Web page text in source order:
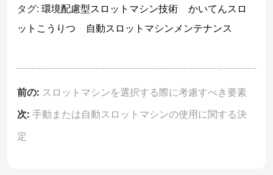
タグ: 環境配慮型スロットマシン技術
かいてんスロ
ットこうりつ
自動スロットマシンメンテナンス
前の: スロットマシンを選択する際に考慮すべき要素
次: 手動または自動スロットマシンの使用に関する決
定